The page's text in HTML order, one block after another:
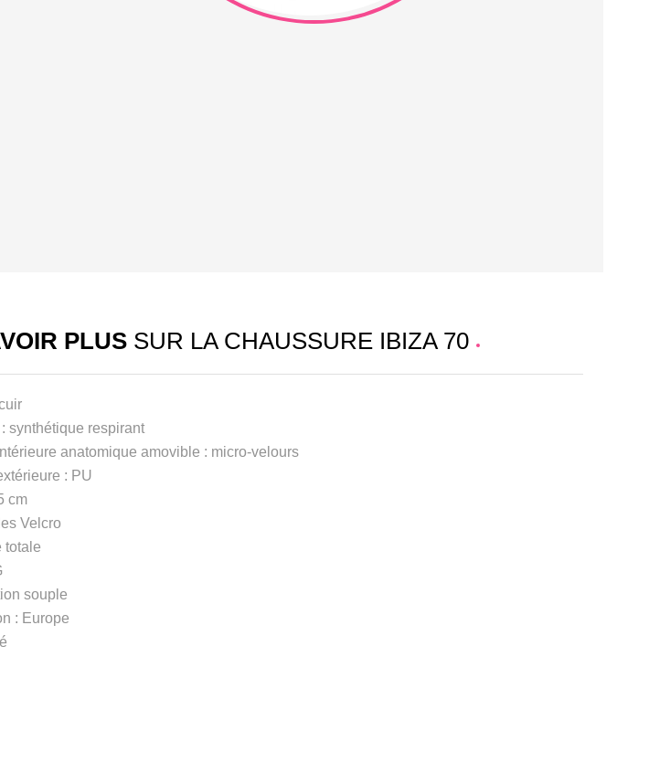
PLUS SUR LA CHAUSSURE IBIZA 70
synthétique respirant
anatomique amovible : micro-velours
: PU
cm
Velcro
totale
souple
: Europe